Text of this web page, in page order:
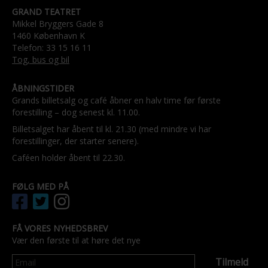
GRAND TEATRET
Mikkel Bryggers Gade 8
1460 København K
Telefon: 33 15 16 11
Tog, bus og bil
ÅBNINGSTIDER
Grands billetsalg og café åbner en halv time før første
forestilling – dog senest kl. 11.00.
Billetsalget har åbent til kl. 21.30 (med mindre vi har
forestillinger, der starter senere).
Caféen holder åbent til 22.30.
FØLG MED PÅ
FÅ VORES NYHEDSBREV
Vær den første til at høre det nye
Tilmeld